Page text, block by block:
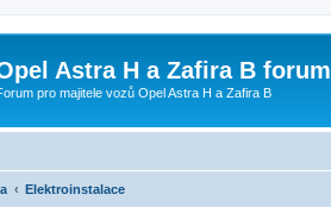
Astra H a Zafira B forum
pro majitele vozů Opel Astra H a Zafira B
Elektroinstalace